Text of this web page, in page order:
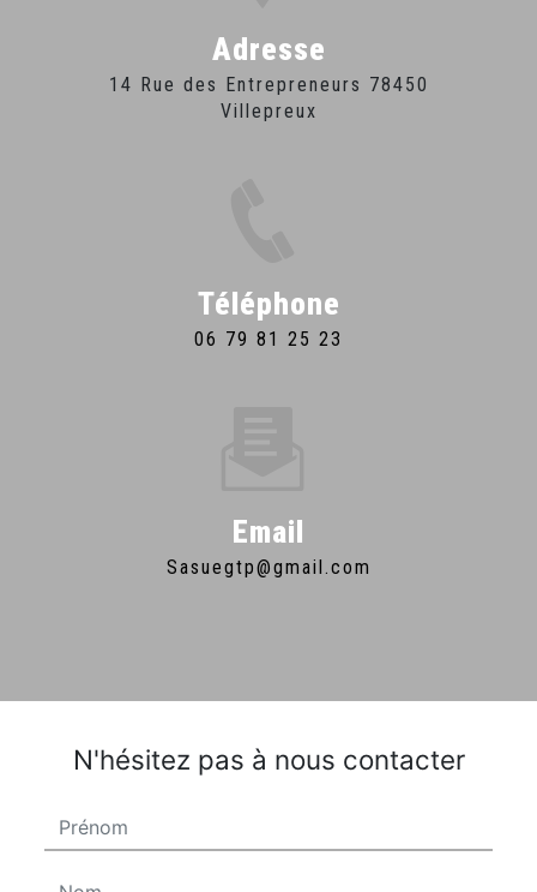
Adresse
14 Rue des Entrepreneurs 78450
Villepreux
Téléphone
06 79 81 25 23
Email
sasuegtp@gmail.com
N'hésitez pas à nous contacter